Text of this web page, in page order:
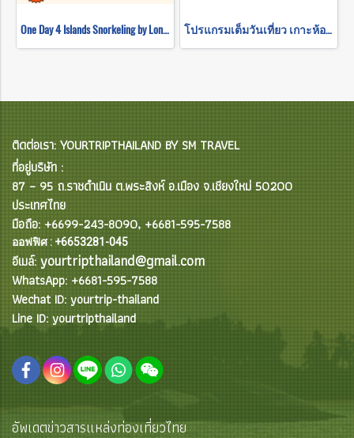
One Day 4 Islands Snorkeling by Long Tail Boat โปรแกรมเต็มวันเที่ยว เกาะห้อง ดำนํ้าชมความงามใต้ท้องทะเล (โดยเรือหางยาว)
ติดต่อเรา: YOURTRIPTHAILAND BY SM TRAVEL
ที่อยู่บริษัท :
87 – 95 ถ.ราชดำเนิน ต.พระสิงห์ อ.เมือง จ.เชียงใหม่ 50200
ประเทศไทย
มือถือ: +6699-243-8090, +6681-595-7588
ออฟฟิศ : +6653281-045
อีเมล์: yourtripthailand@gmail.com
WhatsApp: +6681-595-7588
Wechat ID: yourtrip-thailand
Line ID: yourtripthailand
อัพเดตข่าวสารแหล่งท่องเที่ยวไทย